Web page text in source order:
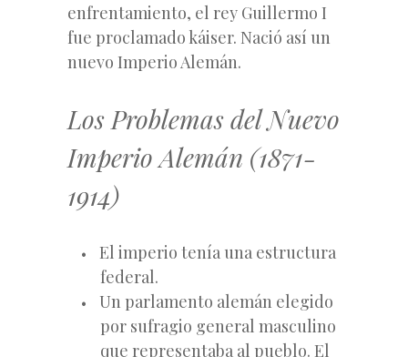
enfrentamiento, el rey Guillermo I
fue proclamado káiser. Nació así un
nuevo Imperio Alemán.
Los Problemas del Nuevo
Imperio Alemán (1871-
1914)
El imperio tenía una estructura
federal.
Un parlamento alemán elegido
por sufragio general masculino
que representaba al pueblo. El